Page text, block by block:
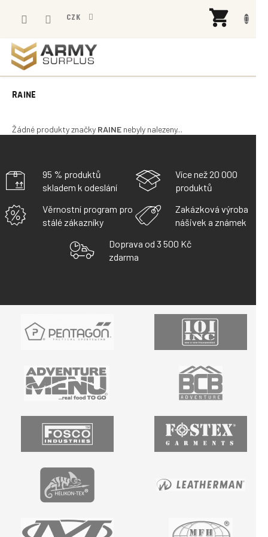
CZK
RAINE
Žádné produkty značky RAINE nebyly nalezeny...
95 % produktů
skladem k odeslání
Více než 20 000
produktů
Věrnostní program pro
stálé zákazníky
Zakázková výroba
nášivek a známek
Doprava od 3 500 Kč
zdarma